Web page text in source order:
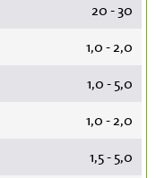
20 - 30
1,0 - 2,0
1,0 - 5,0
1,0 - 2,0
1,5 - 5,0